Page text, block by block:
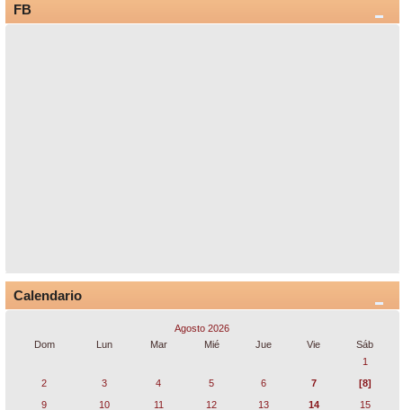
FB
Calendario
Agosto 2026
Dom
Lun Mar Mié Jue Vie
Sáb
1
2
3 4 5 6 7
[8]
9
10 11 12 13 14 15